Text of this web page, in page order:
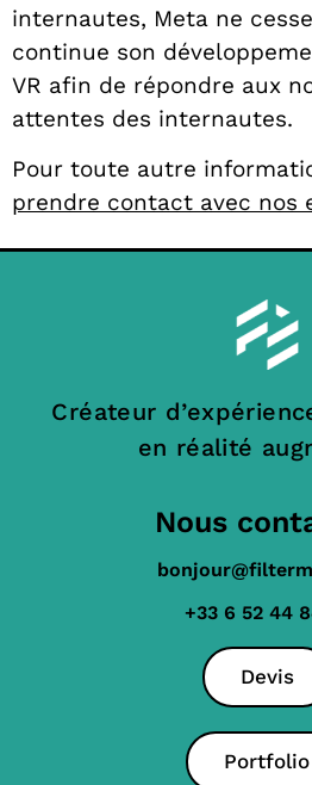
internautes, Meta ne
continue son
VR afin de répondre aux
attentes des internautes.
Pour toute autre
prendre contact avec nos
Créateur
en réalité
Nous
+33 6 52 44
Devis
Portfolio